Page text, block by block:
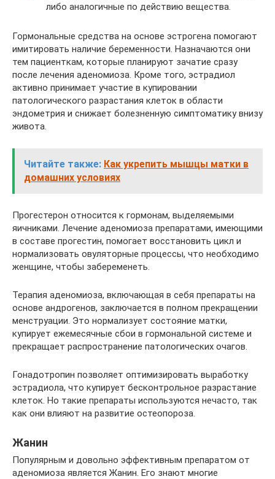
либо аналогичные по действию вещества.
Гормональные средства на основе эстрогена помогают
имитировать наличие беременности. Назначаются они
тем пациенткам, которые планируют зачатие сразу
после лечения аденомиоза. Кроме того, эстрадиол
активно принимает участие в купировании
патологического разрастания клеток в области
эндометрия и снижает болезненную симптоматику внизу
живота.
Читайте также: Как укрепить мышцы матки в
домашних условиях
Прогестерон относится к гормонам, выделяемыми
яичниками. Лечение аденомиоза препаратами, имеющими
в составе прогестин, помогает восстановить цикл и
нормализовать овуляторные процессы, что необходимо
женщине, чтобы забеременеть.
Терапия аденомиоза, включающая в себя препараты на
основе андрогенов, заключается в полном прекращении
менструации. Это нормализует состояние матки,
купирует ежемесячные сбои в гормональной системе и
прекращает распространение патологических очагов.
Гонадотропин позволяет оптимизировать выработку
эстрадиола, что купирует бесконтрольное разрастание
клеток. Но такие препараты используются нечасто, так
как они влияют на развитие остеопороза.
Жанин
Популярным и довольно эффективным препаратом от
аденомиоза является Жанин. Его знают многие